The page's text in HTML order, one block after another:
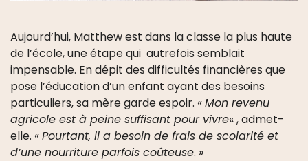
Aujourd’hui, Matthew est dans la classe la plus haute
de l’école, une étape qui autrefois semblait
impensable. En dépit des difficultés financières que
pose l’éducation d’un enfant ayant des besoins
particuliers, sa mère garde espoir. «Mon revenu
agricole est à peine suffisant pour vivre« , admet-
elle. «Pourtant, il a besoin de frais de scolarité et
d’une nourriture parfois coûteuse. »